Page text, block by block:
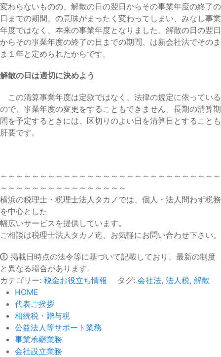
変わらないものの、解散の日の翌日からその事業年度の終了の
日までの期間、の意味がまったく変わってしまい、みなし事業
年度ではなく、本来の事業年度となりました。解散の日の翌日
からその事業年度の終了の日までの期間、は新会社法でそのま
ま１年と定められたからです。
解散の日は適切に決めよう
この清算事業年度は定款ではなく、法律の規定に依っている
ので、事業年度の変更をすることもできません。長期の清算期
間を予定するときには、区切りのよい日を清算日とすることも
肝要です。
～～～～～～～～～～～～～～～～～～～～～～～～～～～～
～～～～～～～～～～～～～～～～
横浜の税理士・税理士法人タカノでは、個人・法人問わず税務
を中心とした
幅広いサービスを提供しています。
ご相談は税理士法人タカノ迄、お気軽にお問い合わせ下さい。
掲載日時点の法令等に基づいて記載しており、最新の制度
と異なる場合があります。
カテゴリー: 税金お役立ち情報 タグ: 会社法, 法人税, 解散
HOME
代表ご挨拶
相続税・贈与税
公益法人等サポート業務
事業承継業務
会社設立業務